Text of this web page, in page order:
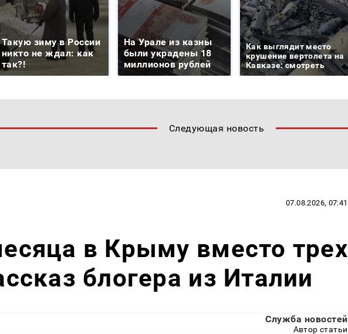
Такую зиму в России
никто не ждал: как
так?!
На Урале из казны
были украдены 18
миллионов рублей
Как выглядит место
крушение вертолета на
Кавказе: смотреть
Следующая новость
07.08.2026, 07:41
в Крыму вместо трех
блогера из Италии
Служба новостей
Автор статьи